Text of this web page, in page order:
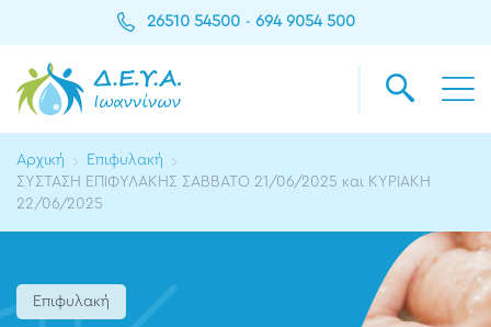
26510 54500 - 694 9054 500
Αρχική
Επιφυλακή
ΣΥΣΤΑΣΗ ΕΠΙΦΥΛΑΚΗΣ ΣΑΒΒΑΤΟ 21/06/2025 και ΚΥΡΙΑΚΗ
22/06/2025
Επιφυλακή